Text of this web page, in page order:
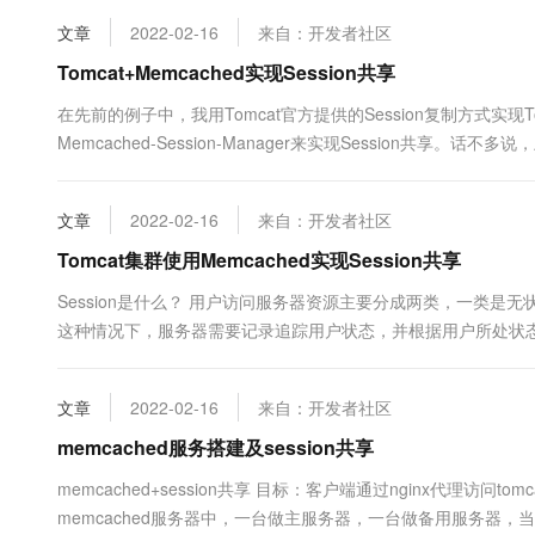
文章 2022-02-16 来自：开发者社区
Tomcat+Memcached实现Session共享
在先前的例子中，我用Tomcat官方提供的Session复制方式实
Memcached-Session-Manager来实现Session共享。话不多
文章 2022-02-16 来自：开发者社区
Tomcat集群使用Memcached实现Session共享
Session是什么？ 用户访问服务器资源主要分成两类，一类是
这种情况下，服务器需要记录追踪用户状态，并根据用户所处
有的请求将被Nginx拦截，由Nginx做负载均衡....
文章
2022-02-16 来自：开发者社区
memcached服务搭建及session共享
memcached+session共享 目标：客户端通过nginx代理访问
memcached服务器中，一台做主服务器，一台做备用服务器，
专有云